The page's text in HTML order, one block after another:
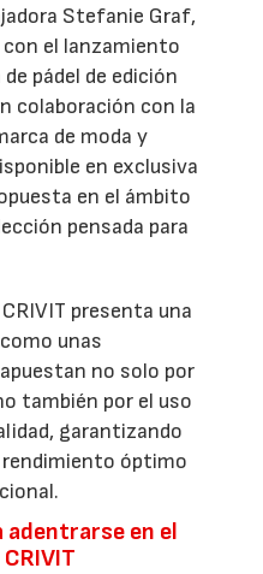
Stefanie Graf,
con el lanzamiento
pádel de edición
colaboración con la
de moda y
en exclusiva
en el ámbito
pensada para
presenta una
unas
no solo por
también por el uso
garantizando
óptimo
adentrarse en el